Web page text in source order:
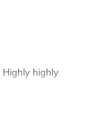
highly